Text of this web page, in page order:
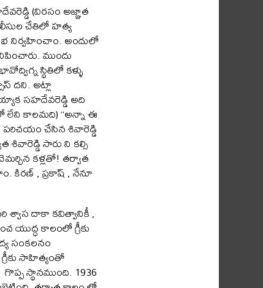
(విరసం అజ్ఞాత
చేతిలో హత్య
నిర్వహించాం. అందులో
ముందు
స్థితిలో కళ్ళు
దని. అట్లా
సహదేవరెడ్డి అది
లేని కాలమది) “అన్నా ఈ
పరిచయం చేసిన శివారెడ్డి
శివారెడ్డి సారు ని కల్సి
కళ్లతో! తర్వాత
కిరణ్ , ప్రకాష్ , నేనూ
శ్వాస దాకా కవిత్వానికీ ,
యుద్ధ కాలంలో గ్రీకు
సంకలనం
సాహిత్యంతో
స్థానముంది. 1936